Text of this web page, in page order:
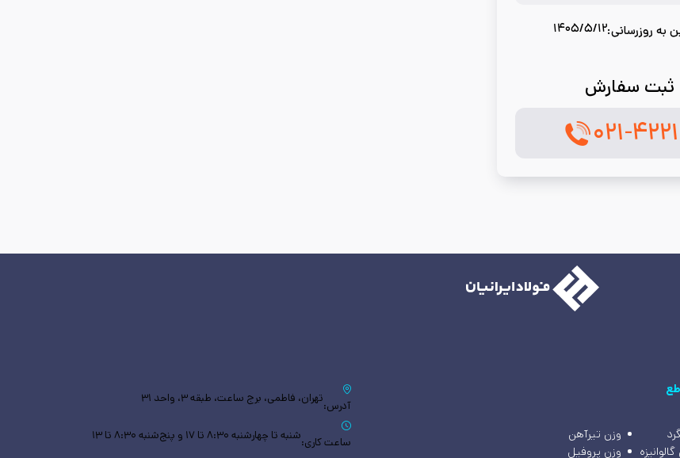
به روزرسانی:۱۴۰۵/۵/۱۲
ثبت سفارش
۴۲۲۱۴
وزن تیرآهن
وزن پروفیل
آدرس:تهران، فاطمی، برج ساعت، طبقه ۳، واحد ۳۱
ساعت کاری:شنبه تا چهارشنبه ۸:۳۰ تا ۱۷ و پنج‌شنبه ۸:۳۰ تا ۱۳